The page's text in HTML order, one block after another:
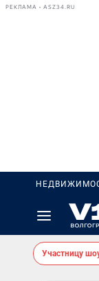
РЕКЛАМА • ASZ34.RU
Участницу